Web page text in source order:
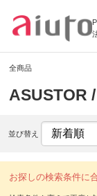
全商品
ASUSTOR
並び替え
お探しの検索条件に